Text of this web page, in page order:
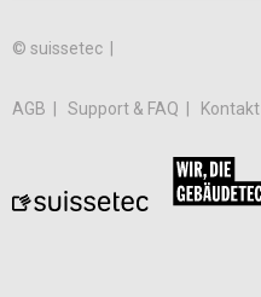
© suissetec |
AGB Support & FAQ Kontakt